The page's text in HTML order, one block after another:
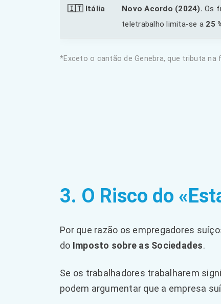
🇮🇹 Itália Novo Acordo (2024). Os
teletrabalho limita-se a 25
*Exceto o cantão de Genebra, que tributa
3. O Risco do
Por que razão os empregadores
do Imposto sobre as Sociedades.
Se os trabalhadores trabalharem
podem argumentar que a empresa